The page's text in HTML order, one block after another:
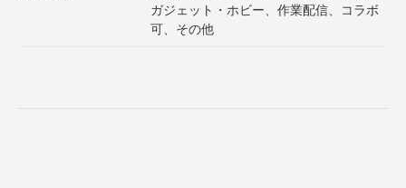
ガジェット・ホビー、作業配信、コラボ
可、その他